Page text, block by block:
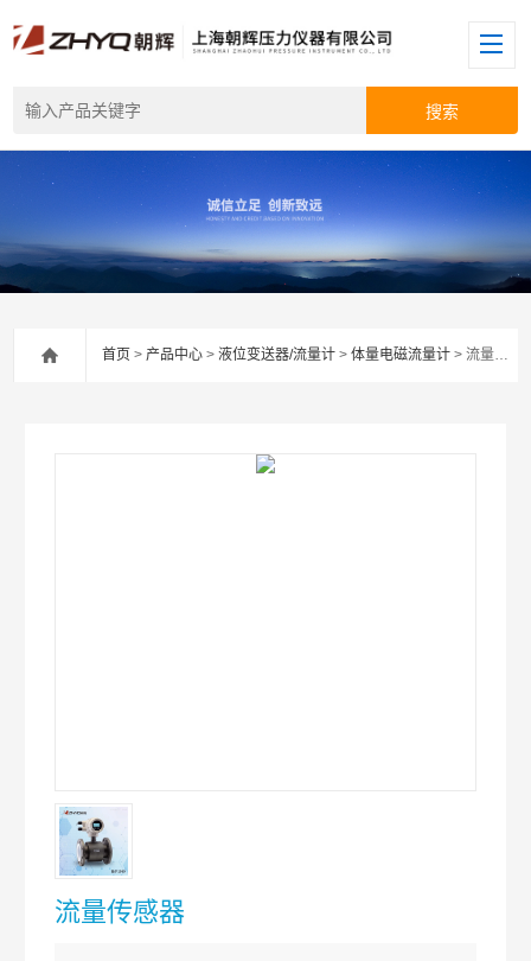
首页 >产品中心 >液位变送器/流量计 >体量电磁流量计 > 流量传感器
流量传感器